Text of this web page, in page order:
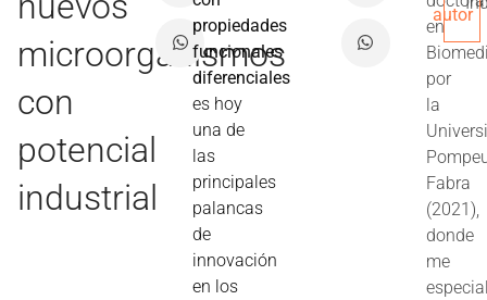
microorganismos
con
potencial
industrial
propiedades
funcionales
diferenciales
es hoy
una de
las
principales
palancas
de
innovación
en los
en
por
la
Fabra
(2021),
donde
me
autor